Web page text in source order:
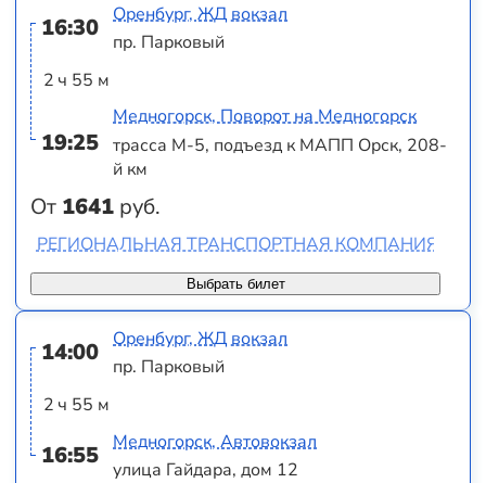
16:30
2 ч 55 м
19:25
От 1641 руб.
Оренбург, ЖД вокзал
пр. Парковый
Медногорск, Поворот на Медногорск
трасса М-5, подъезд к МАПП Орск, 208-
й км
Выбрать билет
РЕГИОНАЛЬНАЯ ТРАНСПОРТНАЯ КОМПАНИЯ 2000
14:00
2 ч 55 м
16:55
Оренбург, ЖД вокзал
пр. Парковый
Медногорск, Автовокзал
улица Гайдара, дом 12